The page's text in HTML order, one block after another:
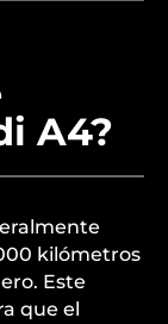
A4?
kilómetros
Este
que el